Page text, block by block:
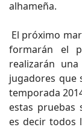
alhameña.
El próximo
formarán el
realizarán
jugadores que
temporada
estas pruebas
es decir todos